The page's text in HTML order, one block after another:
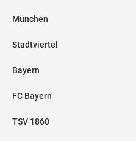
München
Stadtviertel
Bayern
FC Bayern
TSV 1860